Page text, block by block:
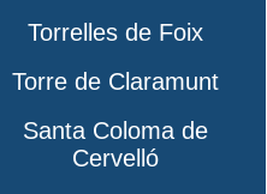
Torrelles de Foix
Torre de Claramunt
Santa Coloma de
Cervelló